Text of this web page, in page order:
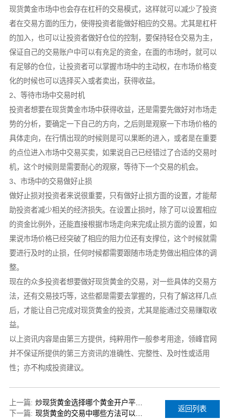
现货黄金市场中也会存在杠杆的交易模式，这样就可以减少了投资
者在交易方面的压力，使得投资者能做好相应的交易。尤其是杠杆
的加入，也可以让投资者做好仓位的控制，要保持轻仓交易为主，
保证自己的交易账户中可以有充足的资金，在面的市场时，就可以
有足够的仓位，让投资者可以掌握市场中的主动权，在市场价格变
化的时候也可以选择买入或者卖出，获得收益。
2、等待市场中交易时机
投资者想要在现货黄金市场中获得收益，还是需要先做好对市场走
势的分析，要确定一下自己的方向，之后则是观察一下市场价格的
具体走向，在行情出现的时候则是可以果断的进入，或者是在重要
的点位进入市场中交易买卖，如果说自己已经错过了合适的交易时
机，这个时候则是需要耐心的观察，等待下一个交易的机会。
3、市场中的交易做好止损
做好止损对投资者来说很重要，只有做好止损方面的设置，才能帮
助投资者减少相关的经济损失。在设置止损时，除了可以设置相应
的资金比例外，还能直接根据市场走向来完成止损方面的设置，如
果说市场价格已经突破了相应的阻力位还有支撑位，这个时候就需
要进行及时的止损，任何时候都需要跟随市场走势做出相应体的调
整。
现在的众多投资者想要做好现货黄金的交易，对一些具体的交易方
法，还有交易技巧等，这些都是需要去掌握的，只有了解这样几点
后，才能让自己完成对现货黄金的投资，尤其是能通过交易赚取收
益。
以上资讯内容是由第三方提供，纯粹用作一般参考用途，领峰官网
并不保证所提供的第三方资讯的准确性、完整性、及时性或适用
性；亦不构成投资建议。
上一篇:
炒现货黄金选择哪个黄金开户平台好
下一篇:
现货黄金的交易中哪些方法可以规避风险？
返回列表